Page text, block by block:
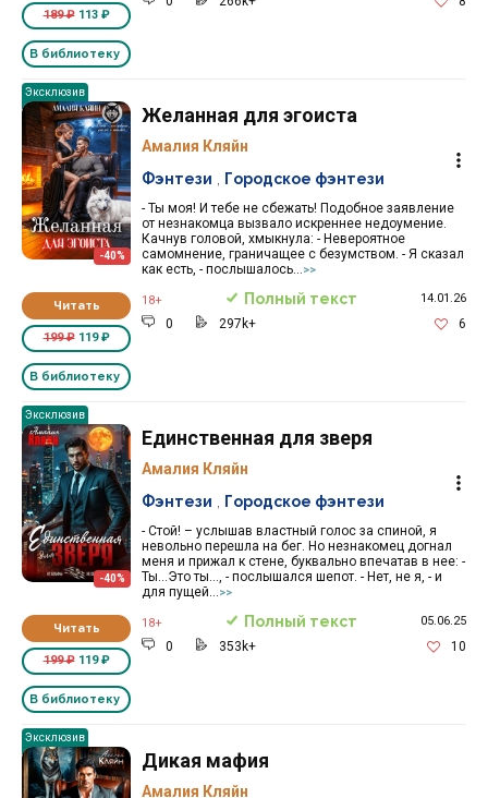
189 ₽113 ₽
В библиотеку
Эксклюзив
-40%
Читать
199 ₽119 ₽
В библиотеку
Желанная для эгоиста
Амалия Кляйн
- Ты моя! И тебе не сбежать! Подобное заявление
от незнакомца вызвало искреннее недоумение.
Качнув головой, хмыкнула: - Невероятное
самомнение, граничащее с безумством. - Я сказал
как есть, - послышалось...
>>
Фэнтези Городское фэнтези
18+ Полный текст 14.01.26
0 297k+ 6
Эксклюзив
-40%
Читать
199 ₽119 ₽
В библиотеку
Единственная для зверя
Амалия Кляйн
- Стой! – услышав властный голос за спиной, я
невольно перешла на бег. Но незнакомец догнал
меня и прижал к стене, буквально впечатав в нее: -
Ты…Это ты…, - послышался шепот. - Нет, не я, - и
для пущей...
>>
Фэнтези Городское фэнтези
18+ Полный текст 05.06.25
0 353k+ 10
Эксклюзив
Дикая мафия
Амалия Кляйн